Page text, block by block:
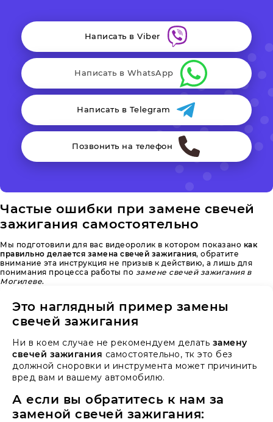
Написать в Viber
Написать в WhatsApp
Написать в Telegram
Позвонить на телефон
Частые ошибки при замене свечей
зажигания самостоятельно
Мы подготовили для вас видеоролик в котором показано как
правильно делается замена свечей зажигания, обратите
внимание эта инструкция не призыв к действию, а лишь для
понимания процесса работы по замене свечей зажигания в
Могилеве.
Это наглядный пример замены
свечей зажигания
Ни в коем случае не рекомендуем делать замену
свечей зажигания самостоятельно, тк это без
должной сноровки и инструмента может причинить
вред вам и вашему автомобилю.
А если вы обратитесь к нам за
заменой свечей зажигания: